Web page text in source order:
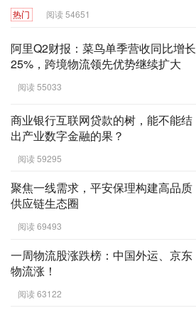
热门 阅读 54651
阿里Q2财报：菜鸟单季营收同比增长
25%，跨境物流领先优势继续扩大
阅读 55033
商业银行互联网贷款的树，能不能结
出产业数字金融的果？
阅读 59295
聚焦一线需求，平安保理构建高品质
供应链生态圈
阅读 69493
一周物流股涨跌榜：中国外运、京东
物流涨！
阅读 63122